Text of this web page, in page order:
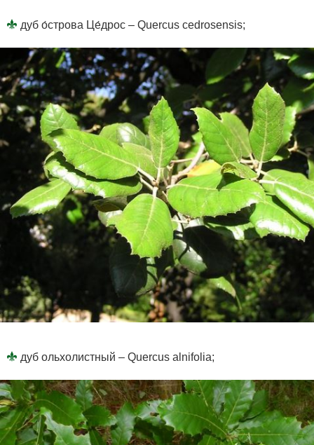
дуб о́строва Це́дрос – Quercus cedrosensis;
дуб ольхолистный – Quercus alnifolia;